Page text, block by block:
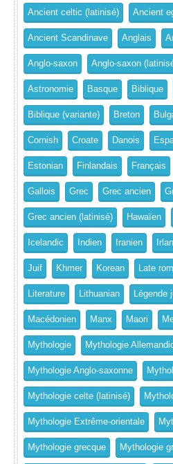
Ancient celtic (latinisé) Ancient
Ancient Scandinave Anglais
Anglo-saxon Anglo-saxon
Astronomie Basque Biblique
Biblique (variante) Breton
Cornish Croate Danois
Estonian Finlandais Français
Gallois Grec Grec ancien
Grec ancien (latinisé) Hawaïen
Icelandic Indien Iranien
Juif Khmer Korean Late
Literature Lithuanian Légende
Macédonien Manx Maori
Mythologie Mythologie
Mythologie Anglo-saxonne
Mythologie celte (latinisé)
Mythologie Extrême-orientale
Mythologie grecque Mythologie